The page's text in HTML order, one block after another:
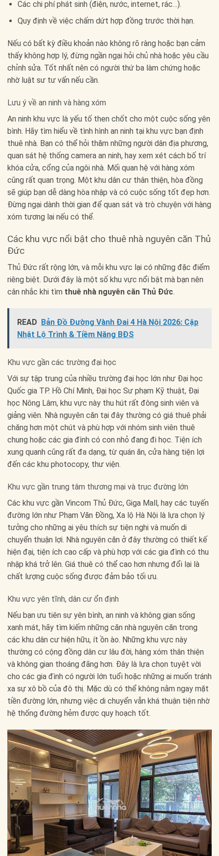
Các chi phí phát sinh (điện, nước, internet, rác…).
Quy định về việc chấm dứt hợp đồng trước thời hạn.
Nếu có bất kỳ điều khoản nào không rõ ràng hoặc bạn cảm
thấy không hợp lý, đừng ngần ngại hỏi chủ nhà hoặc yêu cầu
chỉnh sửa. Tốt nhất nên có người thứ ba làm chứng hoặc
nhờ luật sư tư vấn nếu cần.
Lưu ý về an ninh và hàng xóm
An ninh khu vực là yếu tố then chốt cho một cuộc sống yên
bình. Hãy tìm hiểu về tình hình an ninh tại khu vực bạn định
thuê nhà. Bạn có thể hỏi thăm những người dân địa phương,
quan sát hệ thống camera an ninh, hay xem xét cách bố trí
khóa cửa, cổng của ngôi nhà. Mối quan hệ với hàng xóm
cũng rất quan trọng. Một khu dân cư thân thiện, hòa đồng
sẽ giúp bạn dễ dàng hòa nhập và có cuộc sống tốt đẹp hơn.
Đừng ngại dành thời gian để quan sát và trò chuyện với hàng
xóm tương lai nếu có thể.
Các khu vực nổi bật cho thuê nhà nguyên căn Thủ
Đức
Thủ Đức rất rộng lớn, và mỗi khu vực lại có những đặc điểm
riêng biệt. Dưới đây là một số khu vực nổi bật mà bạn nên
cân nhắc khi tìm thuê nhà nguyên căn Thủ Đức.
READ
Bản Đồ Đường Vành Đai 4 Hà Nội 2026: Cập
Nhật Lộ Trình & Tiềm Năng BĐS
Khu vực gần các trường đại học
Với sự tập trung của nhiều trường đại học lớn như Đại học
Quốc gia TP. Hồ Chí Minh, Đại học Sư phạm Kỹ thuật, Đại
học Nông Lâm, khu vực này thu hút rất đông sinh viên và
giảng viên. Nhà nguyên căn tại đây thường có giá thuê phải
chăng hơn một chút và phù hợp với nhóm sinh viên thuê
chung hoặc các gia đình có con nhỏ đang đi học. Tiện ích
xung quanh cũng rất đa dạng, từ quán ăn, cửa hàng tiện lợi
đến các khu photocopy, thư viện.
Khu vực gần trung tâm thương mại và trục đường lớn
Các khu vực gần Vincom Thủ Đức, Giga Mall, hay các tuyến
đường lớn như Phạm Văn Đồng, Xa lộ Hà Nội là lựa chọn lý
tưởng cho những ai yêu thích sự tiện nghi và muốn di
chuyển thuận lợi. Nhà nguyên căn ở đây thường có thiết kế
hiện đại, tiện ích cao cấp và phù hợp với các gia đình có thu
nhập khá trở lên. Giá thuê có thể cao hơn nhưng đổi lại là
chất lượng cuộc sống được đảm bảo tối ưu.
Khu vực yên tĩnh, dân cư ổn định
Nếu bạn ưu tiên sự yên bình, an ninh và không gian sống
xanh mát, hãy tìm kiếm những căn nhà nguyên căn trong
các khu dân cư hiện hữu, ít ồn ào. Những khu vực này
thường có cộng đồng dân cư lâu đời, hàng xóm thân thiện
và không gian thoáng đãng hơn. Đây là lựa chọn tuyệt vời
cho các gia đình có người lớn tuổi hoặc những ai muốn tránh
xa sự xô bồ của đô thị. Mặc dù có thể không nằm ngay mặt
tiền đường lớn, nhưng việc di chuyển vẫn khá thuận tiện nhờ
hệ thống đường hẻm được quy hoạch tốt.